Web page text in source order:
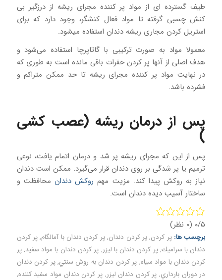
طیف گسترده ‌ای از مواد پر کننده مجرای ریشه از درزگیر بی
کنش چسبی گرفته تا مواد فعال کنشگر، وجود دارد که برای
استریل کردن مجاری ریشه دندان استفاده میشود.
معمولا مواد به صورت ترکیبی با گاتاپرچا استفاده می‌شود و
هدف اصلی از آنها پر کردن حفرات باقی مانده است به طوری که
در نهایت مواد پر کننده مجرای ریشه تا حد ممکن متراکم و
فشرده باشد.
پس از درمان ریشه (عصب ‌کشی
)
پس از این که مجرای ریشه پر شد و درمان اتمام یافت، نوعی
ترمیم یا پر شدگی بر روی دندان قرار می‌گیرد. ممکن است دندان
نیاز به روکش پیدا کند. مزیت مهم روکش دندان محافظت و
ساختار آسیب دیده دندان است.
۰/۵ (۰ نظر)
برچسب ها: پر كردن,پر كردن دندان,پر كردن دندان با آمالگام,پر كردن
دندان با سراميك,پر كردن دندان با ليزر, پر كردن دندان با مواد سفيد,پر
كردن دندان با مواد سياه, پر كردن دندان به روش سنتي,پر كردن دندان
در دوران بارداري, پر كردن دندان ليزر,پر كردن دندان مواد سفيد كننده,